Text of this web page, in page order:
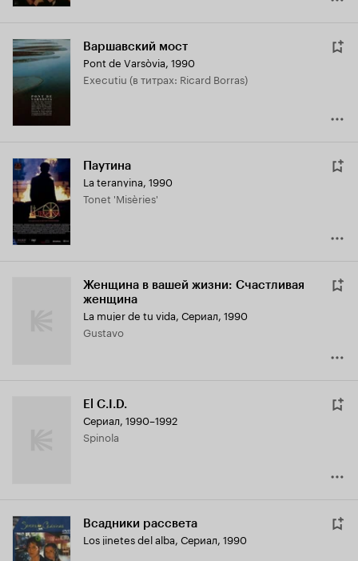
Варшавский мост
Pont de Varsòvia, 1990
Executiu (в титрах: Ricard Borras)
Паутина
La teranyina, 1990
Tonet 'Misèries'
Женщина в вашей жизни: Счастливая
женщина
La mujer de tu vida, Сериал, 1990
Gustavo
El C.I.D.
Сериал, 1990–1992
Spinola
Всадники рассвета
Los jinetes del alba, Сериал, 1990